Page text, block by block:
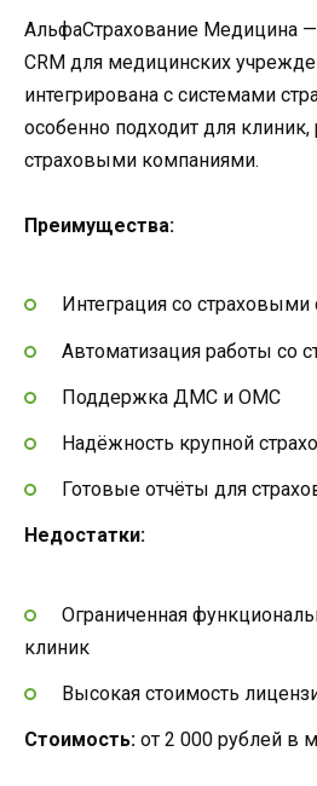
АльфаСтрахование Медицина
CRM для медицинских
интегрирована с системами
особенно подходит для
страховыми компаниями.
Преимущества:
Интеграция со страховыми
Автоматизация работы со
Поддержка ДМС и ОМС
Надёжность крупной
Готовые отчёты для
Недостатки:
Ограниченная
клиник
Высокая стоимость
Стоимость: от 2 000 рублей в